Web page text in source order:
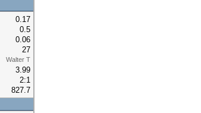
0.17
0.5
0.06
27
Walter T
3.99
2:1
827.7